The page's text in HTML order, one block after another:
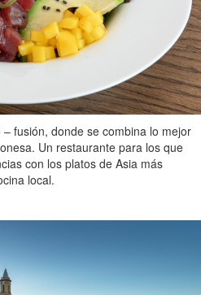
fusión, donde se combina lo mejor
Un restaurante para los que
con los platos de Asia más
local.